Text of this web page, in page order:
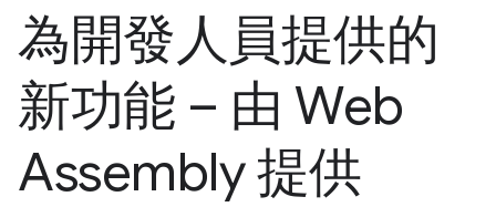
為開發人員提供的
新功能 – 由 Web
Assembly 提供